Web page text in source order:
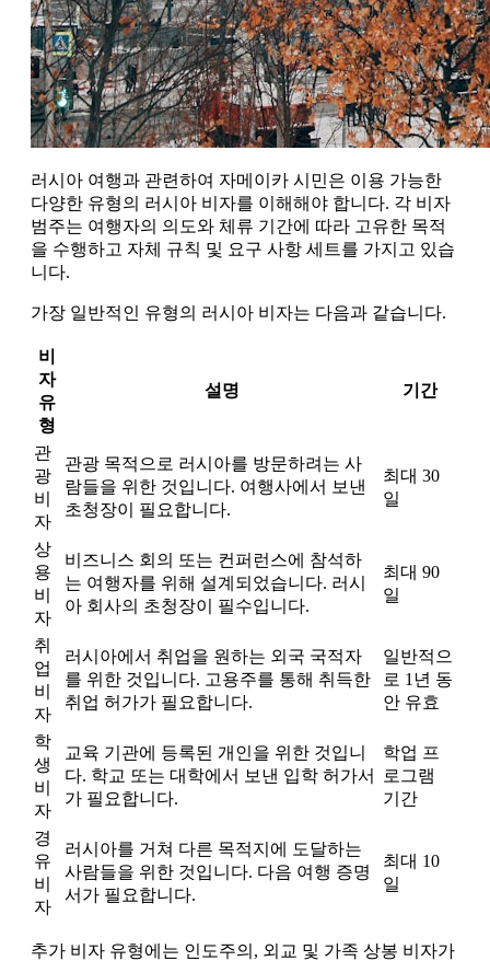
러시아 여행과 관련하여 자메이카 시민은 이용 가능한
다양한 유형의 러시아 비자를 이해해야 합니다. 각 비자
범주는 여행자의 의도와 체류 기간에 따라 고유한 목적
을 수행하고 자체 규칙 및 요구 사항 세트를 가지고 있습
니다.
가장 일반적인 유형의 러시아 비자는 다음과 같습니다.
비
자
유
형
설명 기간
관
광
비
자
관광 목적으로 러시아를 방문하려는 사
람들을 위한 것입니다. 여행사에서 보낸
초청장이 필요합니다.
최대 30
일
상
용
비
자
비즈니스 회의 또는 컨퍼런스에 참석하
는 여행자를 위해 설계되었습니다. 러시
아 회사의 초청장이 필수입니다.
최대 90
일
취
업
비
자
러시아에서 취업을 원하는 외국 국적자
를 위한 것입니다. 고용주를 통해 취득한
취업 허가가 필요합니다.
일반적으
로 1년 동
안 유효
학
생
비
자
교육 기관에 등록된 개인을 위한 것입니
다. 학교 또는 대학에서 보낸 입학 허가서
가 필요합니다.
학업 프
로그램
기간
경
유
비
자
러시아를 거쳐 다른 목적지에 도달하는
사람들을 위한 것입니다. 다음 여행 증명
서가 필요합니다.
최대 10
일
추가 비자 유형에는 인도주의, 외교 및 가족 상봉 비자가